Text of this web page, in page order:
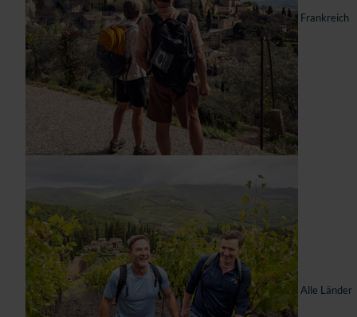
Frankreich
Alle Länder